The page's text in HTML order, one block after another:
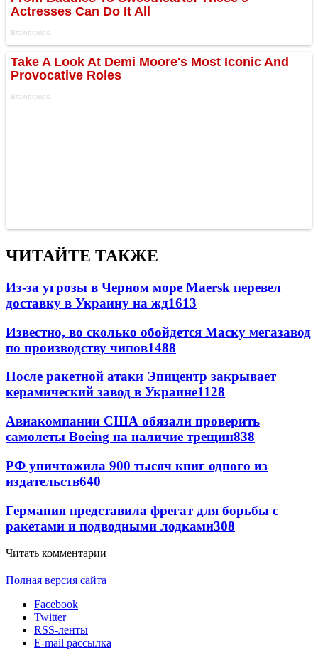
ЧИТАЙТЕ ТАКЖЕ
Из-за угрозы в Черном море Maersk перевел
доставку в Украину на жд1613
Известно, во сколько обойдется Маску мегазавод
по производству чипов1488
После ракетной атаки Эпицентр закрывает
керамический завод в Украине1128
Авиакомпании США обязали проверить
самолеты Boeing на наличие трещин838
РФ уничтожила 900 тысяч книг одного из
издательств640
Германия представила фрегат для борьбы с
ракетами и подводными лодками308
Читать комментарии
Полная версия сайта
Facebook
Twitter
RSS-ленты
E-mail рассылка